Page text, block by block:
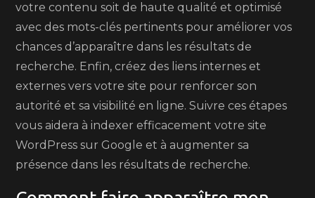
votre contenu soit de haute qualité et optimisé
avec des mots-clés pertinents pour améliorer vos
chances d’apparaître dans les résultats de
recherche. Enfin, créez des liens internes et
externes vers votre site pour renforcer son
autorité et sa visibilité en ligne. Suivre ces étapes
vous aidera à indexer efficacement votre site
WordPress sur Google et à augmenter sa
présence dans les résultats de recherche.